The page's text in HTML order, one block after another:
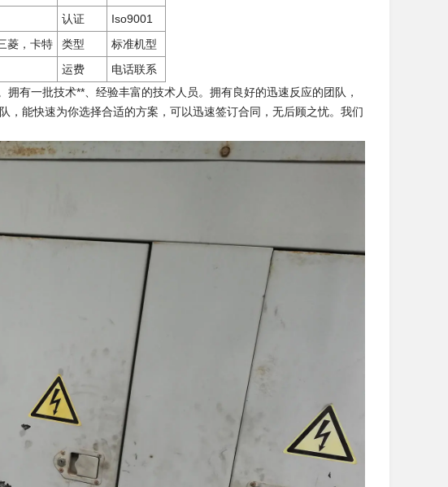
认证
Iso9001
菱，卡特 类型
标准机型
运费
电话联系
有一批技术**、经验丰富的技术人员。拥有良好的迅速反应的团队，
能快速为你选择合适的方案，可以迅速签订合同，无后顾之忧。我们